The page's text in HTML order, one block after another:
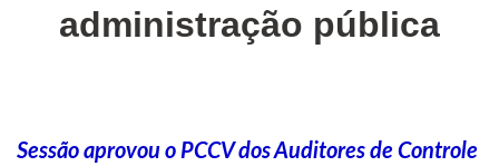
administração pública
Sessão aprovou o PCCV dos Auditores de Controle